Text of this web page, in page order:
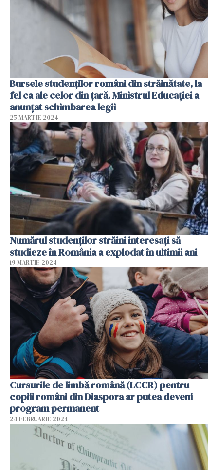
Bursele studenților români din străinătate, la
fel ca ale celor din țară. Ministrul Educației a
anunțat schimbarea legii
25 MARTIE 2024
Numărul studenților străini interesați să
studieze în România a explodat în ultimii ani
19 MARTIE 2024
Cursurile de limbă română (LCCR) pentru
copiii români din Diaspora ar putea deveni
program permanent
24 FEBRUARIE 2024